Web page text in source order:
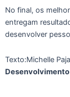
No final, os
entregam
desenvolver
Texto:Michelle
Desenvolvimento